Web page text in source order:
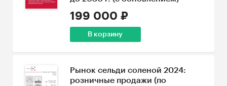
199 000 ₽
В корзину
Рынок сельди соленой 2024:
розничные продажи (по